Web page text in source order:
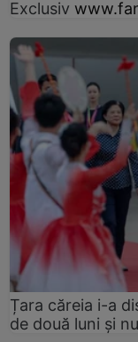
Exclusiv
Țara căreia i-a
de două luni și